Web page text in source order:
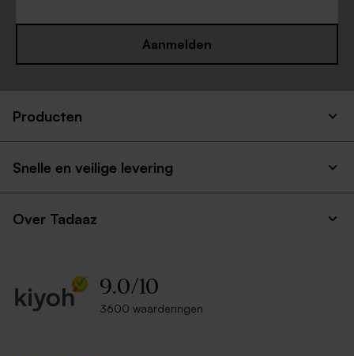
Warm rode gloed Felblauwe envelop
Aanmelden
Producten
Snelle en veilige levering
Over Tadaaz
9.0/10
3600 waarderingen